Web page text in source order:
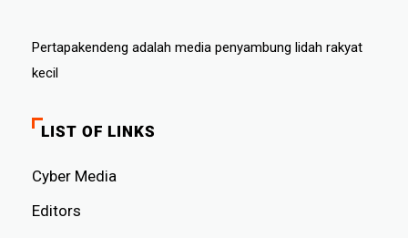
Pertapakendeng adalah media penyambung lidah rakyat
kecil
LIST OF LINKS
Cyber ​​Media
Editors